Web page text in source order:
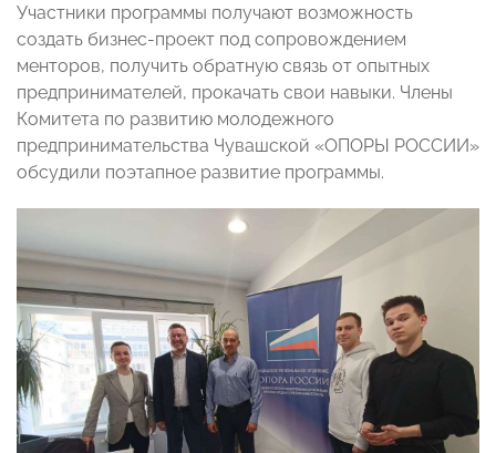
Участники программы получают возможность
создать бизнес-проект под сопровождением
менторов, получить обратную связь от опытных
предпринимателей, прокачать свои навыки. Члены
Комитета по развитию молодежного
предпринимательства Чувашской «ОПОРЫ РОССИИ»
обсудили поэтапное развитие программы.